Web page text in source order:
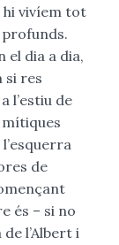
hi vivíem tot
el dia a dia,
si res
l’estiu de
de
és – si no
l’Albert i